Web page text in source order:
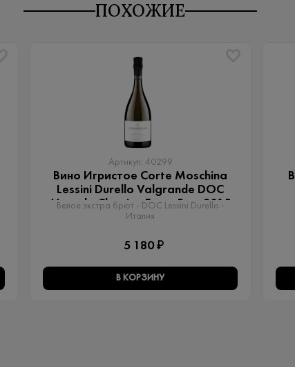
ПОХОЖИЕ
Артикул: 40299
Вино Игристое Corte Moschina
Lessini Durello Valgrande DOC
Metodo Classico Extra Brut 2015
Белое экстра брют - DOC Lessini Durello -
Италия
5 180 ₽
В КОРЗИНУ